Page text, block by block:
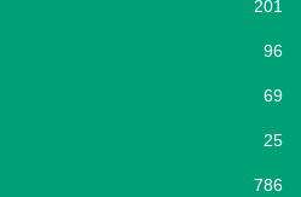
201
96
69
25
786